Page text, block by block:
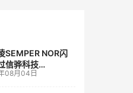
SEMPER NOR闪
信骅科技
BMC认证，全
08月04日